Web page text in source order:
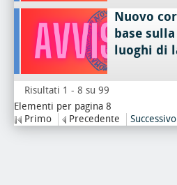
Nuovo
base
luoghi di
Risultati 1 - 8 su 99
Elementi per pagina 8
Primo
Precedente Successivo